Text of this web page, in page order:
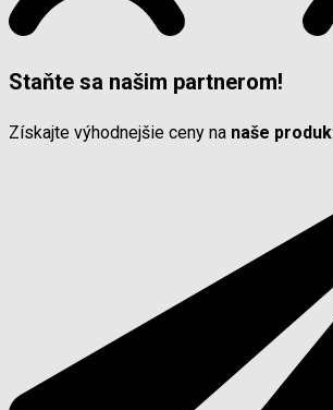
Staňte sa našim partnerom!
Získajte výhodnejšie ceny na naše